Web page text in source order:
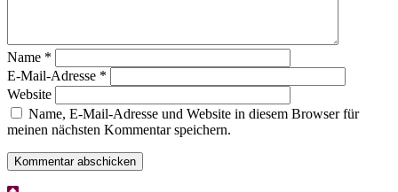
Name *
E-Mail-Adresse *
Website
Name, E-Mail-Adresse und Website in diesem Browser für
meinen nächsten Kommentar speichern.